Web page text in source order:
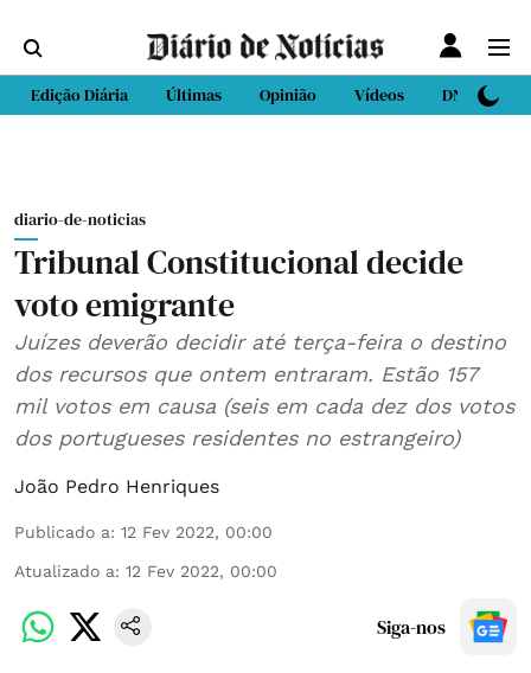
Edição Diária Últimas Opinião Vídeos DN Sport
diario-de-noticias
Tribunal Constitucional decide
voto emigrante
Juízes deverão decidir até terça-feira o destino
dos recursos que ontem entraram. Estão 157
mil votos em causa (seis em cada dez dos votos
dos portugueses residentes no estrangeiro)
João Pedro Henriques
Publicado a: 12 Fev 2022, 00:00
Atualizado a: 12 Fev 2022, 00:00
Siga-nos